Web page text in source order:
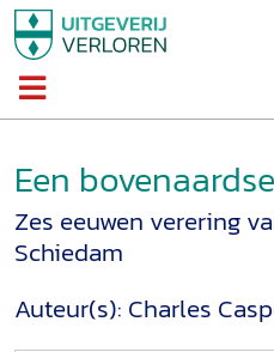
Een
Zes eeuwen verering
Schiedam
Auteur(s): Charles